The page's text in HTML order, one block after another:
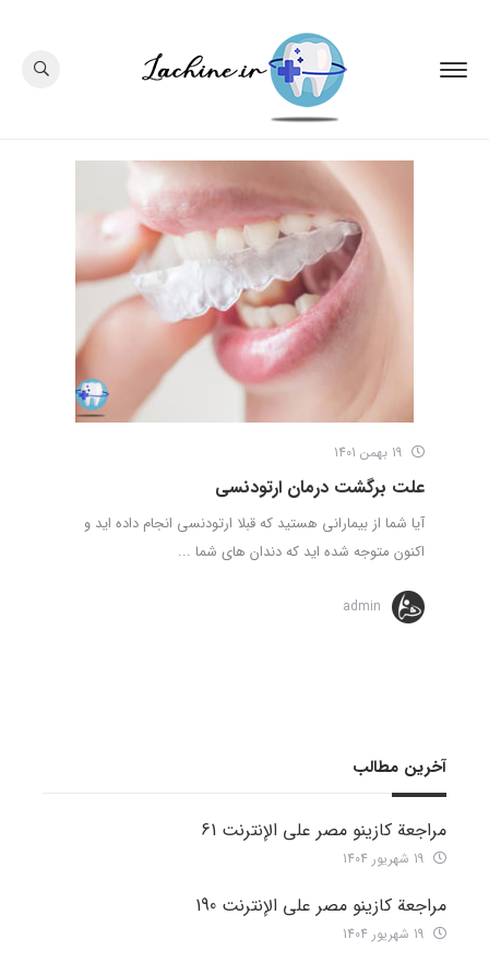
علت برگشت درمان ارتودنسی
آیا شما از بیمارانی هستید که قبلا ارتودنسی انجام داده اید و
اکنون متوجه شده اید که دندان های شما ...
admin
آخرین مطالب
مراجعة كازينو مصر على الإنترنت 61
مراجعة كازينو مصر على الإنترنت 190